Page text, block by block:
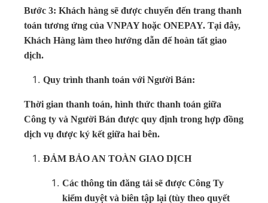
Bước 3: Khách hàng sẽ được chuyển đến trang thanh
toán tương ứng của VNPAY hoặc ONEPAY. Tại đây,
Khách Hàng làm theo hướng dẫn để hoàn tất giao
dịch.
Quy trình thanh toán với Người Bán:
Thời gian thanh toán, hình thức thanh toán giữa
Công ty và Người Bán được quy định trong hợp đồng
dịch vụ được ký kết giữa hai bên.
ĐẢM BẢO AN TOÀN GIAO DỊCH
Các thông tin đăng tải sẽ được Công Ty
kiểm duyệt và biên tập lại (tùy theo quyết